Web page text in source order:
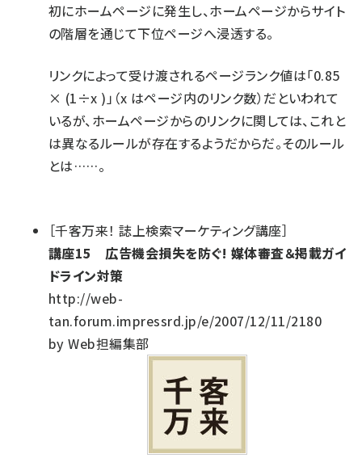
初にホームページに発生し、ホームページからサイト
の階層を通じて下位ページへ浸透する。
リンクによって受け渡されるページランク値は「0.85
× (1÷x )」（x はページ内のリンク数）だといわれて
いるが、ホームページからのリンクに関しては、これと
は異なるルールが存在するようだからだ。そのルール
とは……。
［千客万来！ 誌上検索マーケティング講座］
講座15 広告機会損失を防ぐ! 媒体審査＆掲載ガイ
ドライン対策
http://web-
tan.forum.impressrd.jp/e/2007/12/11/2180
by Web担編集部